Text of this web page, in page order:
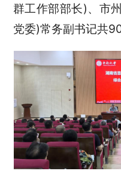
群工作部部长)、市
党委)常务副书记共